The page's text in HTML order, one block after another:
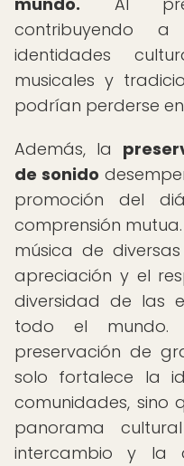
contribuyendo
identidades
musicales y
podrían perderse
Además, la
de sonido
promoción del
comprensión
música de
apreciación y el
diversidad de las
todo el mundo.
preservación de
solo fortalece la
comunidades, sino
panorama
intercambio y la